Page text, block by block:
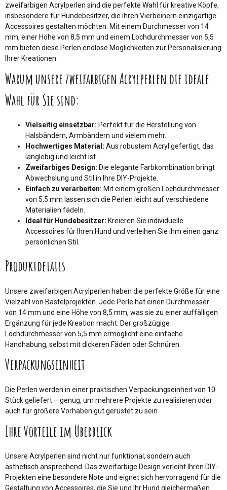
zweifarbigen Acrylperlen sind die perfekte Wahl für kreative Köpfe,
insbesondere für Hundebesitzer, die ihren Vierbeinern einzigartige
Accessoires gestalten möchten. Mit einem Durchmesser von 14
mm, einer Höhe von 8,5 mm und einem Lochdurchmesser von 5,5
mm bieten diese Perlen endlose Möglichkeiten zur Personalisierung
Ihrer Kreationen.
Warum unsere zweifarbigen Acrylperlen die ideale
Wahl für Sie sind:
Vielseitig einsetzbar: Perfekt für die Herstellung von
Halsbändern, Armbändern und vielem mehr.
Hochwertiges Material: Aus robustem Acryl gefertigt, das
langlebig und leicht ist.
Zweifarbiges Design: Die elegante Farbkombination bringt
Abwechslung und Stil in Ihre DIY-Projekte.
Einfach zu verarbeiten: Mit einem großen Lochdurchmesser
von 5,5 mm lassen sich die Perlen leicht auf verschiedene
Materialien fädeln.
Ideal für Hundebesitzer: Kreieren Sie individuelle
Accessoires für Ihren Hund und verleihen Sie ihm einen ganz
persönlichen Stil.
Produktdetails
Unsere zweifarbigen Acrylperlen haben die perfekte Größe für eine
Vielzahl von Bastelprojekten. Jede Perle hat einen Durchmesser
von 14 mm und eine Höhe von 8,5 mm, was sie zu einer auffälligen
Ergänzung für jede Kreation macht. Der großzügige
Lochdurchmesser von 5,5 mm ermöglicht eine einfache
Handhabung, selbst mit dickeren Fäden oder Schnüren.
Verpackungseinheit
Die Perlen werden in einer praktischen Verpackungseinheit von 10
Stück geliefert – genug, um mehrere Projekte zu realisieren oder
auch für größere Vorhaben gut gerüstet zu sein.
Ihre Vorteile im Überblick
Unsere Acrylperlen sind nicht nur funktional, sondern auch
ästhetisch ansprechend. Das zweifarbige Design verleiht Ihren DIY-
Projekten eine besondere Note und eignet sich hervorragend für die
Gestaltung von Accessoires, die Sie und Ihr Hund gleichermaßen